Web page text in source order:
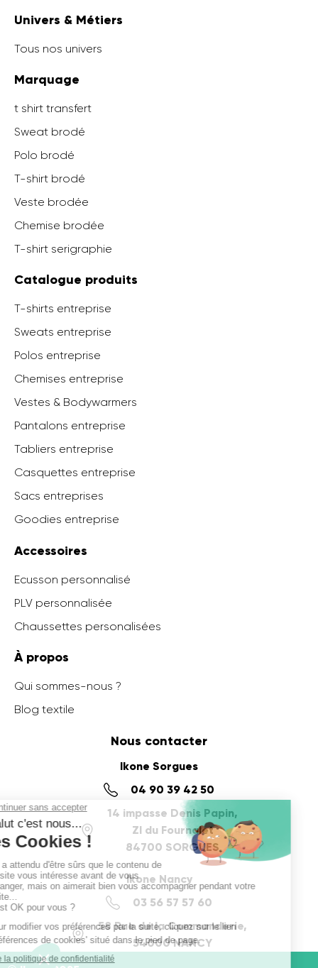
Univers & Métiers
Tous nos univers
Marquage
t shirt transfert
Sweat brodé
Polo brodé
T-shirt brodé
Veste brodée
Chemise brodée
T-shirt serigraphie
Catalogue produits
T-shirts entreprise
Sweats entreprise
Polos entreprise
Chemises entreprise
Vestes & Bodywarmers
Pantalons entreprise
Tabliers entreprise
Casquettes entreprise
Sacs entreprises
Goodies entreprise
Accessoires
Ecusson personnalisé
PLV personnalisée
Chaussettes personalisées
À propos
Qui sommes-nous ?
Blog textile
Nous contacter
Ikone Sorgues
04 90 39 42 50
14 impasse Denis Papin,
ZI du Fournalet
84700 SORGUES
Ikone Nancy
03 56 57 57 60
58 Rue de la Commanderie,
54000 NANCY